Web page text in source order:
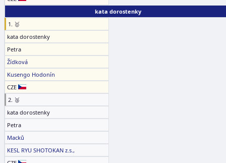
kata dorostenky
1. 🥇
kata dorostenky
Petra
Žídková
Kusengo Hodonín
CZE
2. 🥈
kata dorostenky
Petra
Macků
KESL RYU SHOTOKAN z.s.,